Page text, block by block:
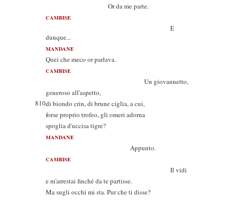
Or da me parte.
CAMBISE
È
dunque...
MANDANE
Quei che meco or parlava.
CAMBISE
Un giovannetto,
generoso all'aspetto,
810di biondo crin, di brune ciglia, a cui,
forse proprio trofeo, gli omeri adorna
spoglia d'uccisa tigre?
MANDANE
Appunto.
CAMBISE
Il vidi
e m'arrestai finché da te partisse.
Ma sugli occhi mi sta. Pur che ti disse?